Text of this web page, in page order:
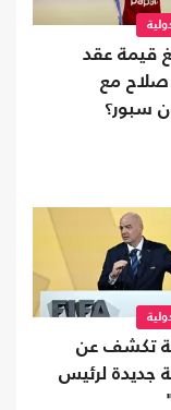
قيمة عقد
مع
سبور؟
تكشف عن
جديدة لرئيس